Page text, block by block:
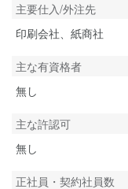
主要仕入/外注先
印刷会社、紙商社
主な有資格者
無し
主な許認可
無し
正社員・契約社員数